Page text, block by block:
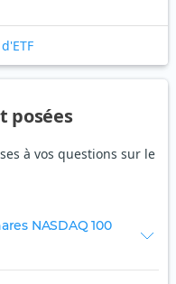
posées
à vos questions sur le
NASDAQ 100